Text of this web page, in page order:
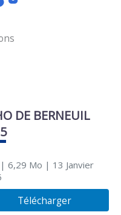
DE BERNEUIL
6,29 Mo | 13 Janvier
Télécharger